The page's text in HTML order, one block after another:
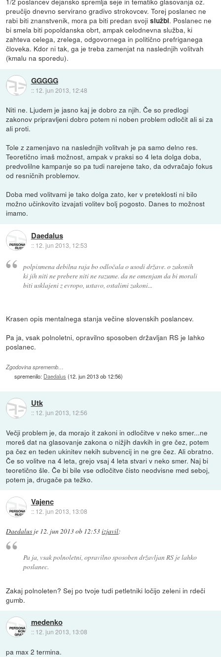
preučijo dnevno servirano gradivo strokovcev. Torej poslanec ne
rabi biti znanstvenik, mora pa biti predan svojislužbi. Poslanec ne
bi smela biti popoldanska obrt, ampak celodnevna služba, ki
zahteva celega, zrelega, odgovornega in politično prefriganega
človeka. Kdor ni tak, ga je treba zamenjat na naslednjih volitvah
(kmalu na sporedu).
GGGGG
:: 12. jun 2013, 12:48
Niti ne. Ljudem je jasno kaj je dobro za njih. Če so predlogi
zakonov pripravljeni dobro potem ni noben problem odločit ali si za
ali proti.
Tole z zamenjavo na naslednjih volitvah je pa samo delno res.
Teoretično imaš možnost, ampak v praksi so 4 leta dolga doba,
predvolilne kampanje so pa tudi narejene tako, da odvračajo fokus
od resničnih problemov.
Doba med volitvami je tako dolga zato, ker v preteklosti ni bilo
možno učinkovito izvajati volitev bolj pogosto. Danes to možnost
imamo.
Daedalus
:: 12. jun 2013, 12:53
polpismena debilna raja bo odločala o usodi države. o zakonih
ki jih niti ne prebere niti ne razume. da ne omenjam da bi morali
biti usklajeni z evropo, ustavo, ostalimi zakoni...
Krasen opis mentalnega stanja večine slovenskih poslancev.
Pa ja, vsak polnoletni, opravilno sposoben državljan RS je lahko
poslanec.
Zgodovina sprememb…
spremenilo: Daedalus (12. jun 2013 ob 12:56)
Utk
:: 12. jun 2013, 12:56
Večji problem je, da morajo it zakoni in odločitve v neko smer...ne
moreš dat na glasovanje zakona o nižjih davkih in gre čez, potem
pa čez en teden ukinitev nekih subvencij in ne gre čez. Ali obratno.
Če so volitve na 4 leta, grejo vsaj 4 leta stvari v neko smer. Naj bi
teoretično šle. Če bi bile vse odločitve čisto neodvisne med seboj,
potem ja, drugače pa težko.
Vajenc
:: 12. jun 2013, 13:08
Daedalus je 12. jun 2013 ob 12:53izjavil:
Pa ja, vsak polnoletni, opravilno sposoben državljan RS je lahko
poslanec.
Zakaj polnoleten? Sej po tvoje tudi petletniki ločijo zeleni in rdeči
gumb.
medenko
:: 12. jun 2013, 13:08
pa max 2 termina.